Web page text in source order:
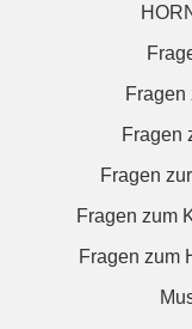
Fragen
Fragen
Fragen
Fragen zum
Fragen zum